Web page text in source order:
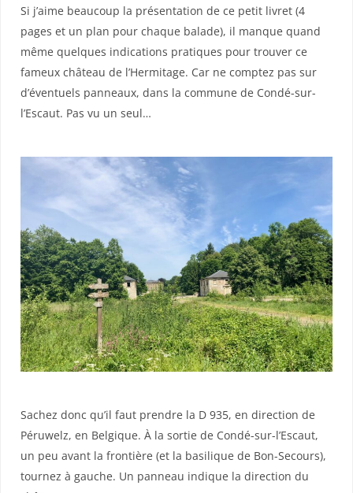
Si j’aime beaucoup la présentation de ce petit livret (4
pages et un plan pour chaque balade), il manque quand
même quelques indications pratiques pour trouver ce
fameux château de l’Hermitage. Car ne comptez pas sur
d’éventuels panneaux, dans la commune de Condé-sur-
l’Escaut. Pas vu un seul…
Sachez donc qu’il faut prendre la D 935, en direction de
Péruwelz, en Belgique. À la sortie de Condé-sur-l’Escaut,
un peu avant la frontière (et la basilique de Bon-Secours),
tournez à gauche. Un panneau indique la direction du